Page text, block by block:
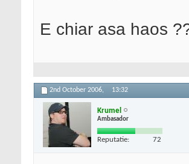
E chiar asa haos
2nd October 2006, 13:32
Krumel
Ambasador
Reputatie: 72